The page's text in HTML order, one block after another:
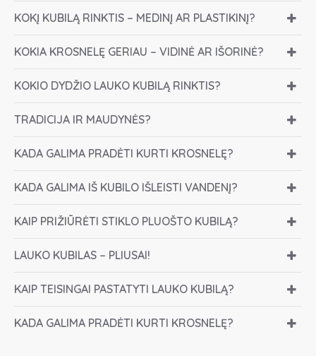
KOKĮ KUBILĄ RINKTIS – MEDINĮ AR PLASTIKINĮ?
KOKIA KROSNELĘ GERIAU – VIDINĖ AR IŠORINĖ?
KOKIO DYDŽIO LAUKO KUBILĄ RINKTIS?
TRADICIJA IR MAUDYNĖS?
KADA GALIMA PRADĖTI KURTI KROSNELĘ?
KADA GALIMA IŠ KUBILO IŠLEISTI VANDENĮ?
KAIP PRIŽIŪRĖTI STIKLO PLUOŠTO KUBILĄ?
LAUKO KUBILAS – PLIUSAI!
KAIP TEISINGAI PASTATYTI LAUKO KUBILĄ?
KADA GALIMA PRADĖTI KURTI KROSNELĘ?